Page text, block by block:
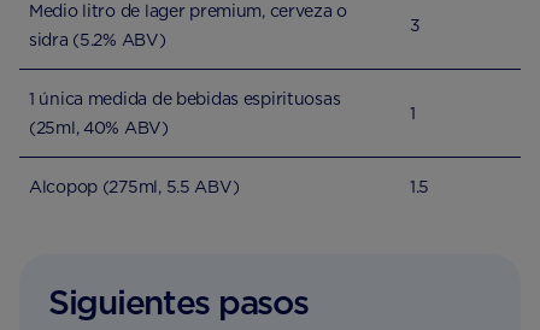
Medio litro de lager premium, cerveza o
sidra (5.2% ABV)
3
1 única medida de bebidas espirituosas
(25ml, 40% ABV)
1
Alcopop (275ml, 5.5 ABV) 1.5
Siguientes pasos